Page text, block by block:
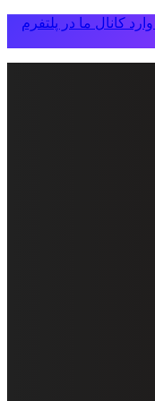
کانال ما در پلتفرم